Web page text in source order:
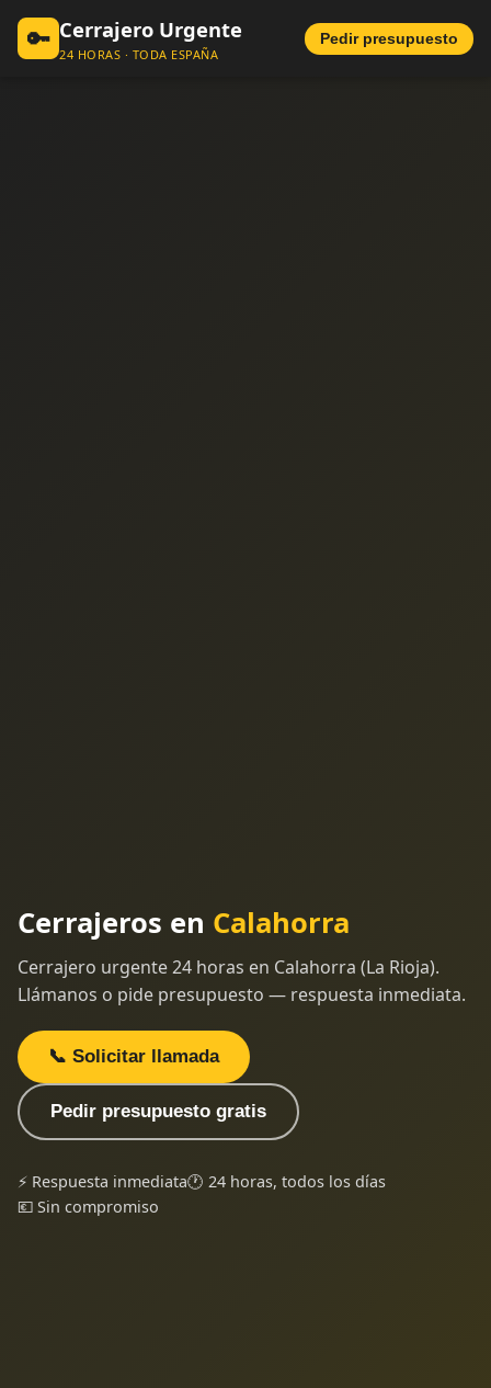
🔑 Cerrajero Urgente
24 HORAS · TODA ESPAÑA
Pedir presupuesto
Cerrajeros en Calahorra
Cerrajero urgente 24 horas en Calahorra (La Rioja).
Llámanos o pide presupuesto — respuesta inmediata.
📞 Solicitar llamada
Pedir presupuesto gratis
⚡ Respuesta inmediata🕐 24 horas, todos los días
💶 Sin compromiso